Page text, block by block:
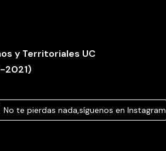
y Territoriales UC
2021)
No te pierdas nada, síguenos en Instagram